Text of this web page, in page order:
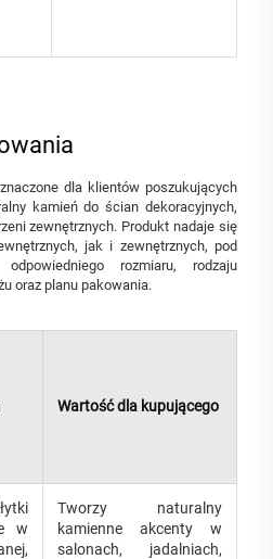
dla klientów poszukujących
kamień do ścian dekoracyjnych,
zewnętrznych. Produkt nadaje się
jak i zewnętrznych, pod
rozmiaru, rodzaju
oraz planu pakowania.
Wartość dla kupującego
w
Tworzy naturalny
kamienne akcenty w
salonach, jadalniach,